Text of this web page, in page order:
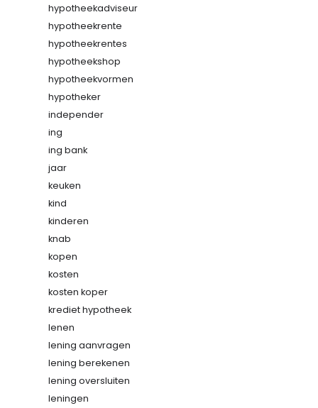
hypotheekadviseur
hypotheekrente
hypotheekrentes
hypotheekshop
hypotheekvormen
hypotheker
independer
ing
ing bank
jaar
keuken
kind
kinderen
knab
kopen
kosten
kosten koper
krediet hypotheek
lenen
lening aanvragen
lening berekenen
lening oversluiten
leningen